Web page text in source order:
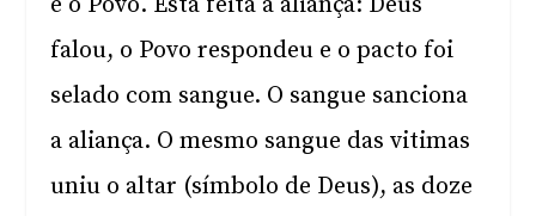
falou, o Povo respondeu e o pacto foi
selado com sangue. O sangue sanciona
a aliança. O mesmo sangue das vitimas
uniu o altar (símbolo de Deus), as doze